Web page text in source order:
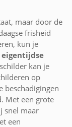
maar door de
frisheid
kun je
eigentijdse
kan je
op
beschadigingen
Met een grote
snel maar
een